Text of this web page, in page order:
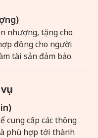
nhượng, tặng cho
đồng cho người
tài sản đảm bảo.
cung cấp các thông
phù hợp tới thành